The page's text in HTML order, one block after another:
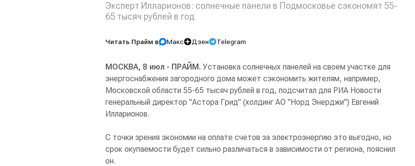
Эксперт Илларионов: солнечные панели в Подмосковье сэкономят 55-
65 тысяч рублей в год
Читать Прайм в Макс Дзен Telegram
МОСКВА, 8 июл - ПРАЙМ. Установка солнечных панелей на своем участке для
энергоснабжения загородного дома может сэкономить жителям, например,
Московской области 55-65 тысяч рублей в год, подсчитал для РИА Новости
генеральный директор "Астора Грид" (холдинг АО "Норд Энерджи") Евгений
Илларионов.
С точки зрения экономии на оплате счетов за электроэнергию это выгодно, но
срок окупаемости будет сильно различаться в зависимости от региона, пояснил
он.